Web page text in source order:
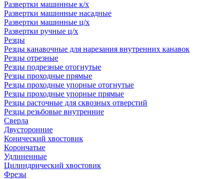
Развертки машинные к/х
Развертки машинные насадные
Развертки машинные ц/х
Развертки ручные ц/х
Резцы
Резцы канавочные для нарезания внутренних канавок
Резцы отрезные
Резцы подрезные отогнутые
Резцы проходные прямые
Резцы проходные упорные отогнутые
Резцы проходные упорные прямые
Резцы расточные для сквозных отверстий
Резцы резьбовые внутренние
Сверла
Двусторонние
Конический хвостовик
Корончатые
Удлиненные
Цилиндрический хвостовик
Фрезы